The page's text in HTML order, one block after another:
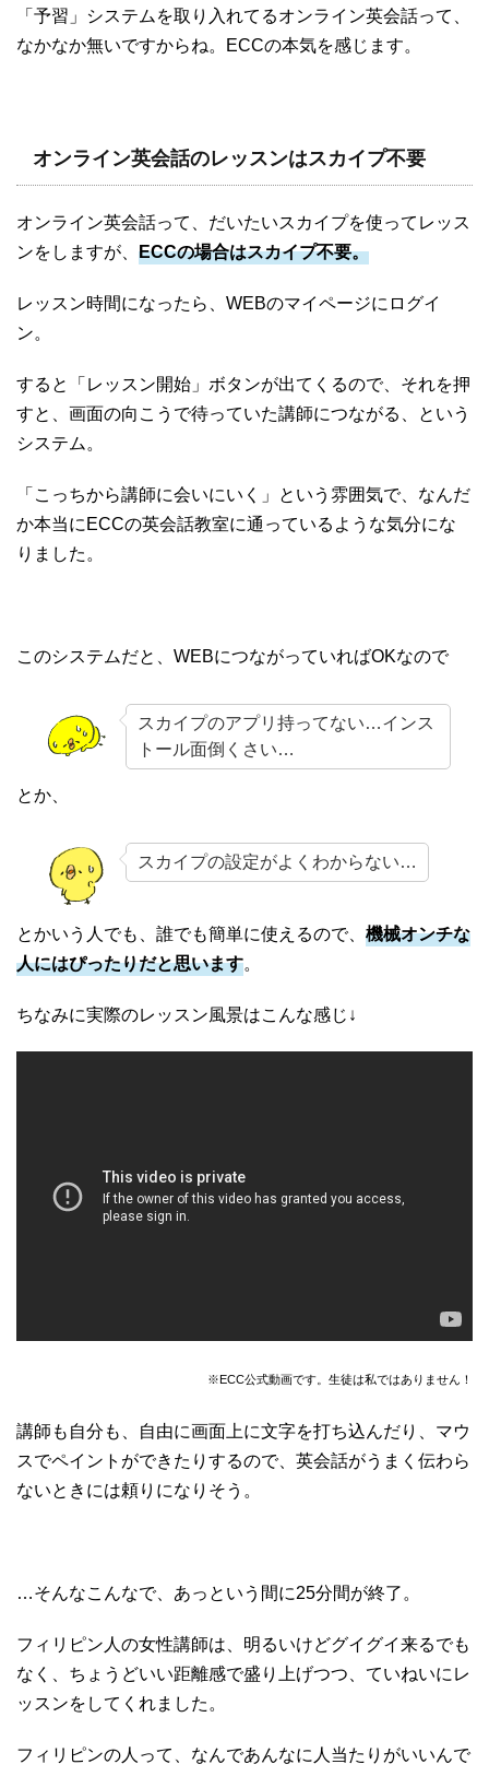
「予習」システムを取り入れてるオンライン英会話って、
なかなか無いですからね。ECCの本気を感じます。
オンライン英会話のレッスンはスカイプ不要
オンライン英会話って、だいたいスカイプを使ってレッス
ンをしますが、 ECCの場合はスカイプ不要。
レッスン時間になったら、WEBのマイページにログイ
ン。
すると「レッスン開始」ボタンが出てくるので、それを押
すと、画面の向こうで待っていた講師につながる、という
システム。
「こっちから講師に会いにいく」という雰囲気で、なんだ
か本当にECCの英会話教室に通っているような気分にな
りました。
このシステムだと、WEBにつながっていればOKなので
スカイプのアプリ持ってない…インス
トール面倒くさい…
とか、
スカイプの設定がよくわからない…
とかいう人でも、誰でも簡単に使えるので、 機械オンチな
人にはぴったりだと思います。
ちなみに実際のレッスン風景はこんな感じ↓
※ECC公式動画です。生徒は私ではありません！
講師も自分も、自由に画面上に文字を打ち込んだり、マウ
スでペイントができたりするので、英会話がうまく伝わら
ないときには頼りになりそう。
…そんなこんなで、あっという間に25分間が終了。
フィリピン人の女性講師は、明るいけどグイグイ来るでも
なく、ちょうどいい距離感で盛り上げつつ、ていねいにレ
ッスンをしてくれました。
フィリピンの人って、なんであんなに人当たりがいいんで